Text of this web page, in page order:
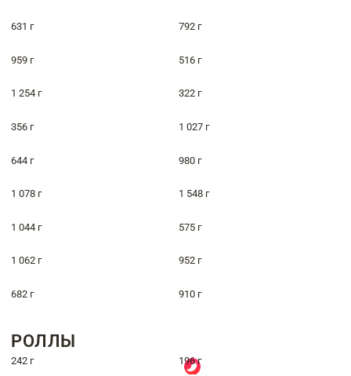
631 г 792 г
959 г 516 г
1 254 г 322 г
356 г 1 027 г
644 г 980 г
1 078 г 1 548 г
1 044 г 575 г
1 062 г 952 г
682 г 910 г
РОЛЛЫ
242 г 196 г